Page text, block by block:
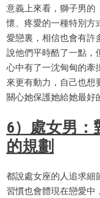
意義上來看，獅子男的
懷、疼愛的一種特別方
愛戀裏，相信也會有許
說他們平時酷了一點，
心中有了一沈甸甸的牽
來更有動力，自己也想
關心她保護她給她最好
6）處女男
的規劃
都說處女座的人追求細
習慣也會體現在戀愛中